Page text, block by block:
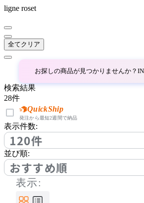
アンドリューワールド
ANONIMA CASTELLI
アノニマカステッリ
Another Garden
アナザーガーデン
ARIAKE
ligne roset
全てクリア
お探しの商品が見つかりませんか？
検索結果
28件
QuickShip
発注から最短2週間で納品
表示件数:
120件
並び順:
おすすめ順
表示: